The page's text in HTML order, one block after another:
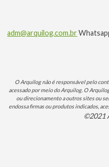
adm@arquilog.com.br
O Arquilog não é responsável pelo
acessado por meio do Arquilog. O
ou direcionamento a outros sites ou
endossa firmas ou produtos indicados,
©2021